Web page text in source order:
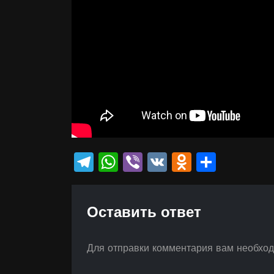
Telegram
WhatsApp
Viber
VK
Оставить ответ
Для отправки комментария вам